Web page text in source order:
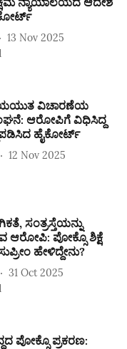
13 Nov 2025
ವಿಚಾರಣೆಯ
ಆರೋಪಿಗೆ ವಿಧಿಸಿದ್ದ
ಹೈಕೋರ್ಟ್‌
12 Nov 2025
ಸಂತ್ರಸ್ತೆಯನ್ನು
ಆರೋಪಿ: ಪೋಕ್ಸೊ ಶಿಕ್ಷೆ
ಹೇಳಿದ್ದೇನು?
31 Oct 2025
ಪೋಕ್ಸೊ ಪ್ರಕರಣ: